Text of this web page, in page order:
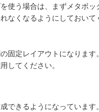
使う場合は、まずメタボッ
なくなるようにしておいて
固定レイアウトになります
してください。
できるようになっています